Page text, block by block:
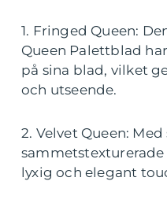
1. Fringed Queen:
Queen Palettblad
på sina blad, vilket
och utseende.
2. Velvet Queen:
lyxig och elegant